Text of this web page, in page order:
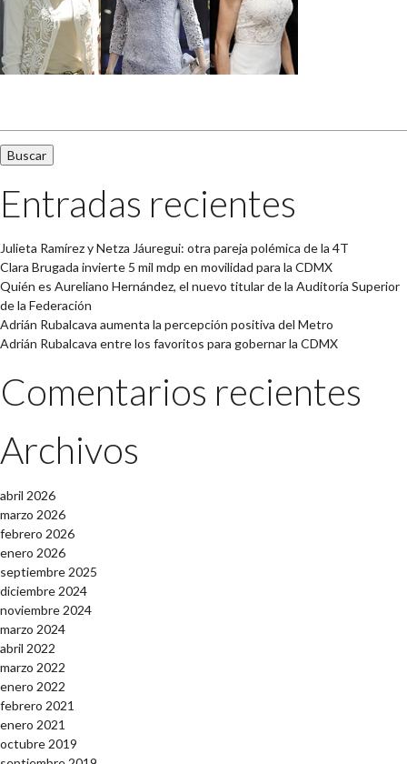
Entradas recientes
Julieta Ramírez y Netza Jáuregui: otra pareja polémica de la 4T
Clara Brugada invierte 5 mil mdp en movilidad para la CDMX
Quién es Aureliano Hernández, el nuevo titular de la Auditoría Superior
de la Federación
Adrián Rubalcava aumenta la percepción positiva del Metro
Adrián Rubalcava entre los favoritos para gobernar la CDMX
Comentarios recientes
Archivos
abril 2026
marzo 2026
febrero 2026
enero 2026
septiembre 2025
diciembre 2024
noviembre 2024
marzo 2024
abril 2022
marzo 2022
enero 2022
febrero 2021
enero 2021
octubre 2019